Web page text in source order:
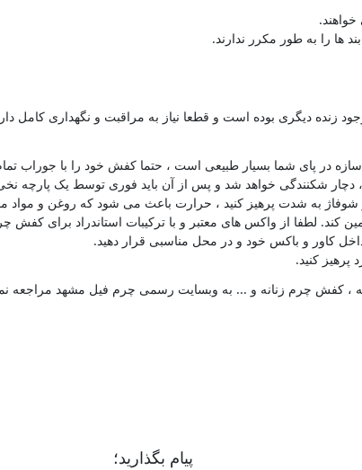
ها را به طور مکرر ندارند.
زنده دیگری بوده است و قطعا نیاز به مراقبت و نگهداری کامل
پای شما بسیار طبیعی است ، حتما کفش خود را با جوراب تمام
شکنندگی خواهد شد و پس از آن باید فوری توسط یک پارچه
به شدت پرهیز کنید ، حرارت باعث می شود که روغن و
لطفا از واکس های معتبر و با ترکیبات استاندراد برای کفش
کاور و باکس خود و در محل مناسبی قرار دهید.
کنید.
، کفش چرم زنانه و ... به وبسایت رسمی چرم فیل مشهد مراجعه
پیام بگذارید؛